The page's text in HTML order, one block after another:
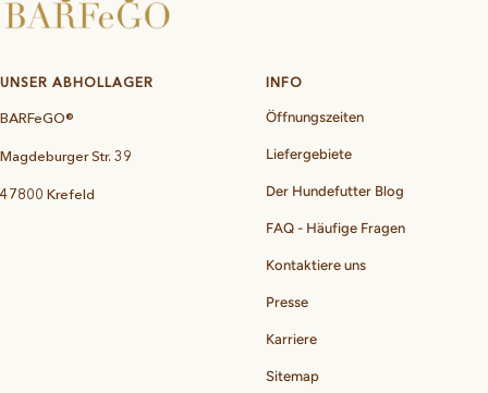
UNSER ABHOLLAGER
BARFeGO®
Magdeburger Str. 39
47800 Krefeld
INFO
Öffnungszeiten
Liefergebiete
Der Hundefutter Blog
FAQ - Häufige Fragen
Kontaktiere uns
Presse
Karriere
Sitemap